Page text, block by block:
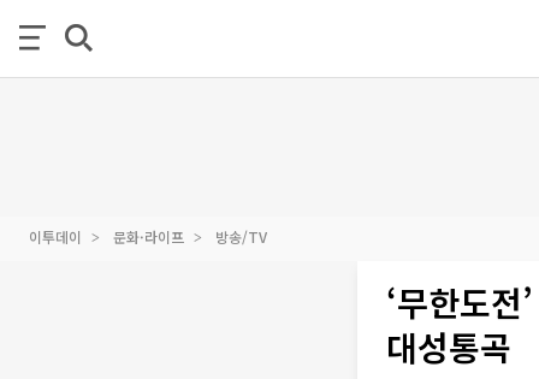
이투데이 문화·라이프 방송/TV
‘무한도
대성통곡